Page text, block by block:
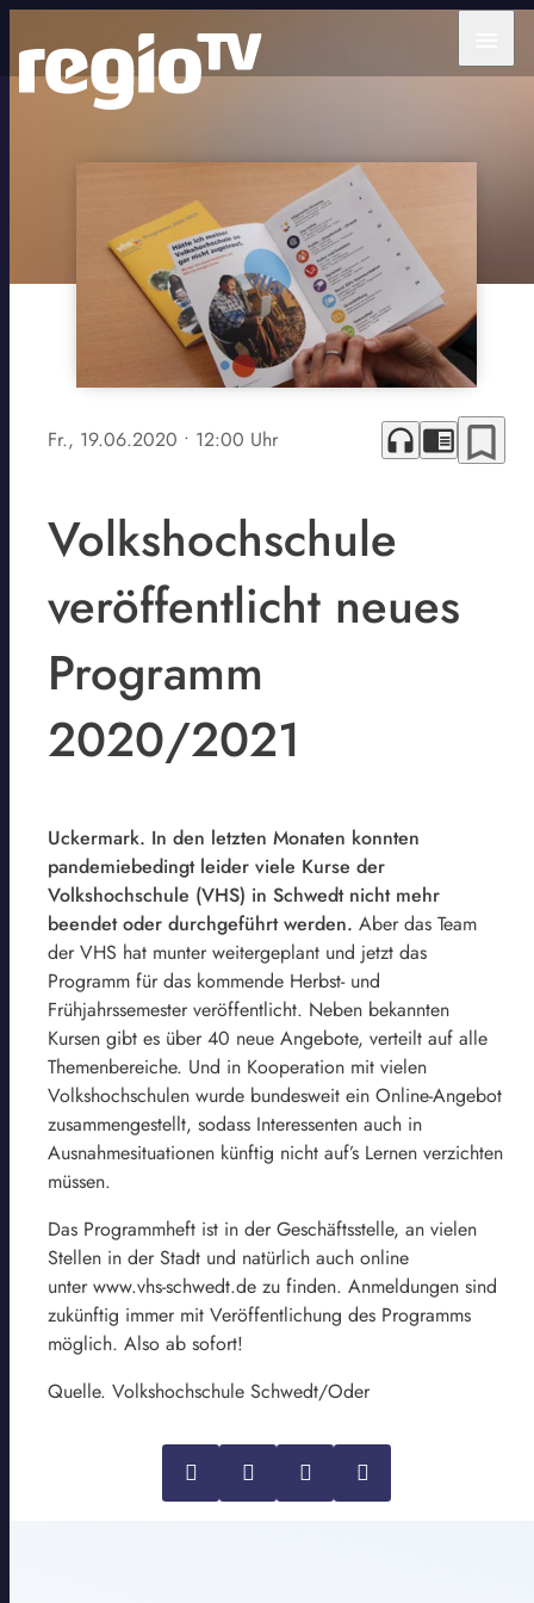
Fr., 19.06.2020 • 12:00 Uhr headphones chrome_reader_mode bookmark_border
Volkshochschule
veröffentlicht neues
Programm
2020/2021
Uckermark. In den letzten Monaten konnten
pandemiebedingt leider viele Kurse der
Volkshochschule (VHS) in Schwedt nicht mehr
beendet oder durchgeführt werden. Aber das Team
der VHS hat munter weitergeplant und jetzt das
Programm für das kommende Herbst- und
Frühjahrssemester veröffentlicht. Neben bekannten
Kursen gibt es über 40 neue Angebote, verteilt auf alle
Themenbereiche. Und in Kooperation mit vielen
Volkshochschulen wurde bundesweit ein Online-Angebot
zusammengestellt, sodass Interessenten auch in
Ausnahmesituationen künftig nicht auf’s Lernen verzichten
müssen.
Das Programmheft ist in der Geschäftsstelle, an vielen
Stellen in der Stadt und natürlich auch online
unter www.vhs-schwedt.de zu finden. Anmeldungen sind
zukünftig immer mit Veröffentlichung des Programms
möglich. Also ab sofort!
Quelle. Volkshochschule Schwedt/Oder